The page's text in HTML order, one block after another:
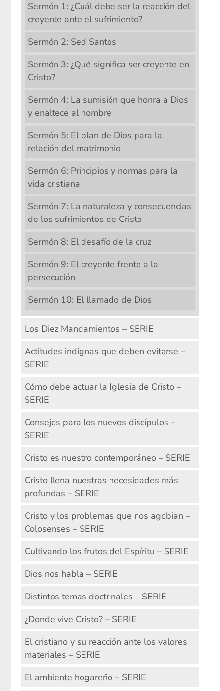
Sermón 1: ¿Cuál debe ser la reacción del
creyente ante el sufrimiento?
Sermón 2: Sed Santos
Sermón 3: ¿Qué significa ser creyente en
Cristo?
Sermón 4: La sumisión que honra a Dios
y enaltece al hombre
Sermón 5: El plan de Dios para la
relación del matrimonio
Sermón 6: Principios y normas para la
vida cristiana
Sermón 7: La naturaleza y consecuencias
de los sufrimientos de Cristo
Sermón 8: El desafío de la cruz
Sermón 9: El creyente frente a la
persecución
Sermón 10: El llamado de Dios
Los Diez Mandamientos – SERIE
Actitudes indignas que deben evitarse –
SERIE
Cómo debe actuar la Iglesia de Cristo –
SERIE
Consejos para los nuevos discípulos –
SERIE
Cristo es nuestro contemporáneo – SERIE
Cristo llena nuestras necesidades más
profundas – SERIE
Cristo y los problemas que nos agobian –
Colosenses – SERIE
Cultivando los frutos del Espíritu – SERIE
Dios nos habla – SERIE
Distintos temas doctrinales – SERIE
¿Donde vive Cristo? – SERIE
El cristiano y su reacción ante los valores
materiales – SERIE
El ambiente hogareño – SERIE